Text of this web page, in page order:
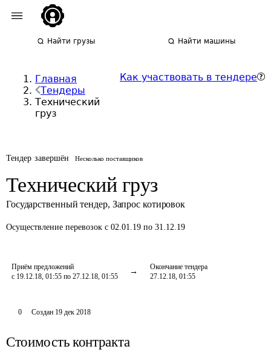
Найти грузы Найти машины
Главная
Тендеры
Технический
груз
Как участвовать в тендере
Тендер завершён Несколько поставщиков
Технический груз
Государственный тендер, Запрос котировок
Осуществление перевозок с 02.01.19 по 31.12.19
Приём предложений
с 19.12.18, 01:55 по 27.12.18, 01:55
Окончание тендера
27.12.18, 01:55
0 Создан 19 дек 2018
Стоимость контракта